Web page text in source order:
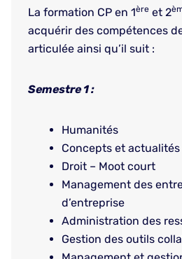
La formation CP en 1ère et 2
acquérir des compétences
articulée ainsi qu’il suit :
Semestre 1 :
Humanités
Concepts et
Droit – Moot court
Management des
d’entreprise
Administration des
Gestion des outils